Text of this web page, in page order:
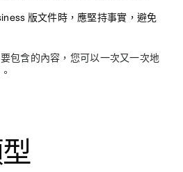
版文件時，應堅持事實，避免
包含的內容，您可以一次又一次地